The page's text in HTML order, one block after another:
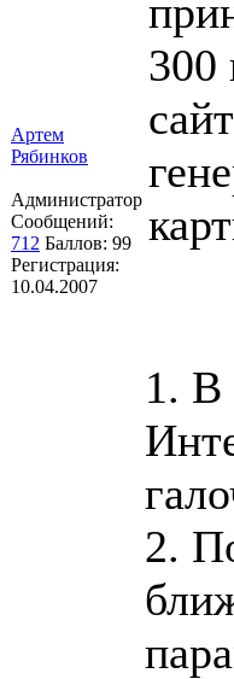
Артем
Рябинков
Администратор
Сообщений:
712 Баллов: 99
Регистрация:
10.04.2007
300
1. В
2.